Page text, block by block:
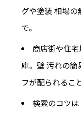
グや塗装 相場の
で。
商店街や住宅
庫。壁 汚れの
フが配られるこ
検索のコツ